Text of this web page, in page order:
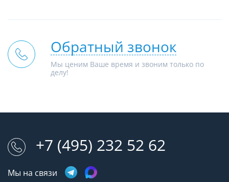
Обратный звонок
Мы ценим Ваше время и звоним только по
делу!
+7 (495) 232 52 62
Мы на связи